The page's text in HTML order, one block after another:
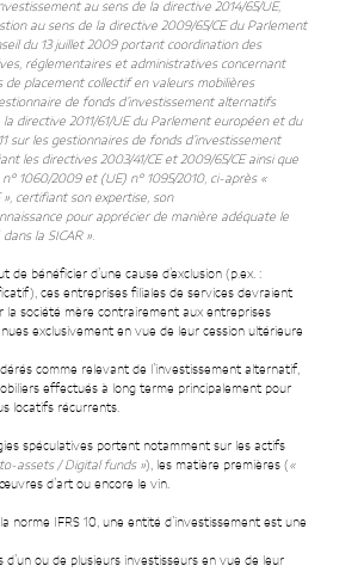
au sens de la directive 2014/65/UE,
au sens de la directive 2009/65/CE du Parlement
du 13 juillet 2009 portant coordination des
réglementaires et administratives concernant
de placement collectif en valeurs mobilières
de fonds d’investissement alternatifs
directive 2011/61/UE du Parlement européen et du
sur les gestionnaires de fonds d’investissement
les directives 2003/41/CE et 2009/65/CE ainsi que
1060/2009 et (UE) n° 1095/2010, ci-après «
», certifiant son expertise, son
pour apprécier de manière adéquate le
la SICAR ».
de bénéficier d’une cause d’exclusion (p.ex. :
ces entreprises filiales de services devraient
la société mère contrairement aux entreprises
exclusivement en vue de leur cession ultérieure
comme relevant de l’investissement alternatif,
effectués à long terme principalement pour
locatifs récurrents.
spéculatives portent notamment sur les actifs
assets / Digital funds »), les matière premières ( «
d’art ou encore le vin.
norme IFRS 10, une entité d’investissement est une
ou de plusieurs investisseurs en vue de leur